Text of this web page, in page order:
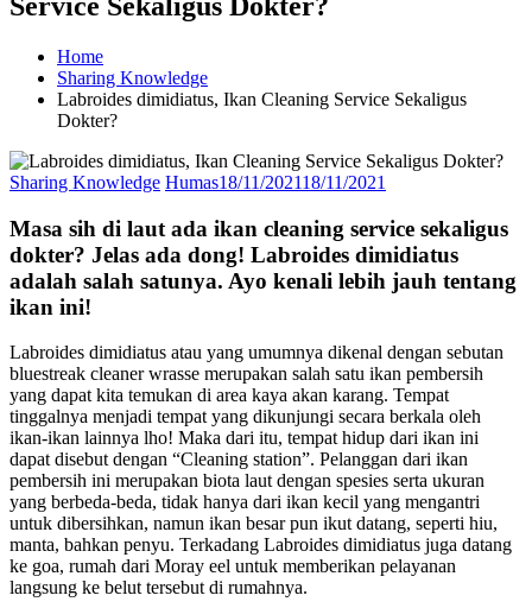
Home
Sharing Knowledge
Labroides dimidiatus, Ikan Cleaning Service Sekaligus
Dokter?
Sharing Knowledge Humas18/11/202118/11/2021
Masa sih di laut ada ikan cleaning service sekaligus
dokter? Jelas ada dong! Labroides dimidiatus
adalah salah satunya. Ayo kenali lebih jauh tentang
ikan ini!
Labroides dimidiatus atau yang umumnya dikenal dengan sebutan
bluestreak cleaner wrasse merupakan salah satu ikan pembersih
yang dapat kita temukan di area kaya akan karang. Tempat
tinggalnya menjadi tempat yang dikunjungi secara berkala oleh
ikan-ikan lainnya lho! Maka dari itu, tempat hidup dari ikan ini
dapat disebut dengan “Cleaning station”. Pelanggan dari ikan
pembersih ini merupakan biota laut dengan spesies serta ukuran
yang berbeda-beda, tidak hanya dari ikan kecil yang mengantri
untuk dibersihkan, namun ikan besar pun ikut datang, seperti hiu,
manta, bahkan penyu. Terkadang Labroides dimidiatus juga datang
ke goa, rumah dari Moray eel untuk memberikan pelayanan
langsung ke belut tersebut di rumahnya.